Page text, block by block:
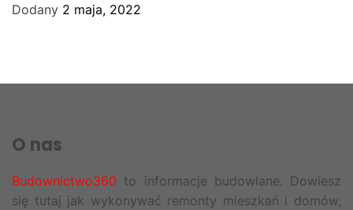
Dodany 2 maja, 2022
O nas
Budownictwo360 to informacje budowlane. Dowiesz
się tutaj jak wykonywać remonty mieszkań i domów,